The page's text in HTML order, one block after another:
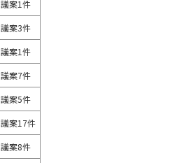
議案1件
議案3件
議案1件
議案7件
議案5件
議案17件
議案8件